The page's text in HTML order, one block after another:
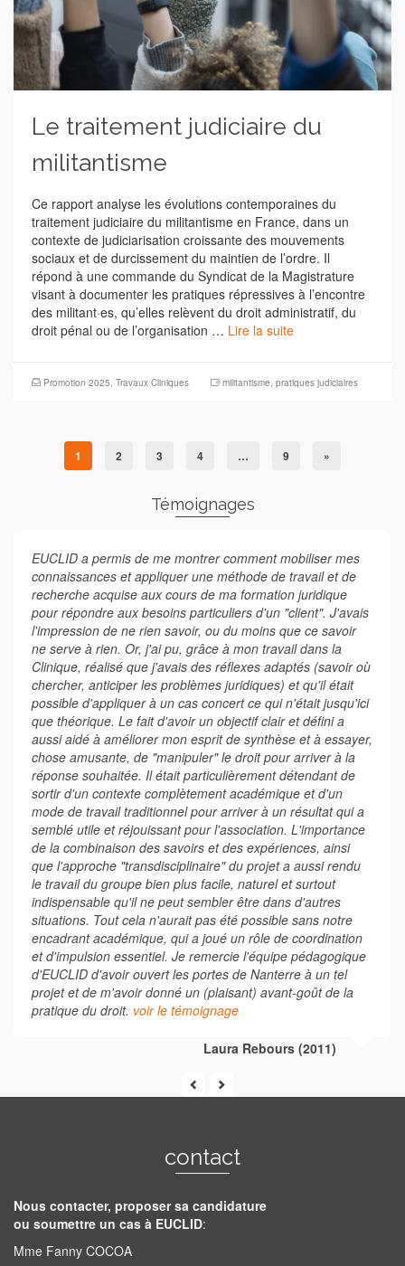
Le traitement judiciaire du
militantisme
Ce rapport analyse les évolutions contemporaines du
traitement judiciaire du militantisme en France, dans un
contexte de judiciarisation croissante des mouvements
sociaux et de durcissement du maintien de l’ordre. Il
répond à une commande du Syndicat de la Magistrature
visant à documenter les pratiques répressives à l’encontre
des militant·es, qu’elles relèvent du droit administratif, du
droit pénal ou de l’organisation … Lire la suite
Promotion 2025, Travaux Cliniques militantisme, pratiques judiciaires
1 2 3 4 … 9 »
Témoignages
EUCLID a permis de me montrer comment mobiliser mes
connaissances et appliquer une méthode de travail et de
recherche acquise aux cours de ma formation juridique
pour répondre aux besoins particuliers d'un "client". J'avais
l'impression de ne rien savoir, ou du moins que ce savoir
ne serve à rien. Or, j'ai pu, grâce à mon travail dans la
Clinique, réalisé que j'avais des réflexes adaptés (savoir où
chercher, anticiper les problèmes juridiques) et qu'il était
possible d'appliquer à un cas concert ce qui n'était jusqu'ici
que théorique. Le fait d'avoir un objectif clair et défini a
aussi aidé à améliorer mon esprit de synthèse et à essayer,
chose amusante, de "manipuler" le droit pour arriver à la
réponse souhaitée. Il était particulièrement détendant de
sortir d'un contexte complètement académique et d'un
mode de travail traditionnel pour arriver à un résultat qui a
semblé utile et réjouissant pour l'association. L'importance
de la combinaison des savoirs et des expériences, ainsi
que l'approche "transdisciplinaire" du projet a aussi rendu
le travail du groupe bien plus facile, naturel et surtout
indispensable qu'il ne peut sembler être dans d'autres
situations. Tout cela n'aurait pas été possible sans notre
encadrant académique, qui a joué un rôle de coordination
et d'impulsion essentiel. Je remercie l'équipe pédagogique
d'EUCLID d'avoir ouvert les portes de Nanterre à un tel
projet et de m'avoir donné un (plaisant) avant-goût de la
pratique du droit. voir le témoignage
Laura Rebours (2011)
contact
Nous contacter, proposer sa candidature
ou soumettre un cas à EUCLID:
Mme Fanny COCOA